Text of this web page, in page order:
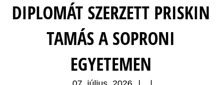
DIPLOMÁT SZERZETT PRISKIN
TAMÁS A SOPRONI
EGYETEMEN